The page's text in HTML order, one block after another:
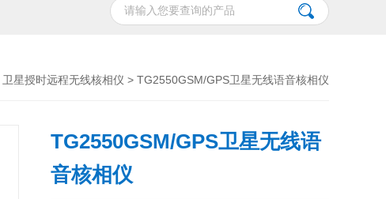
卫星授时远程无线核相仪 > TG2550GSM/GPS卫星无线语音核相仪
TG2550GSM/GPS卫星无线语
音核相仪